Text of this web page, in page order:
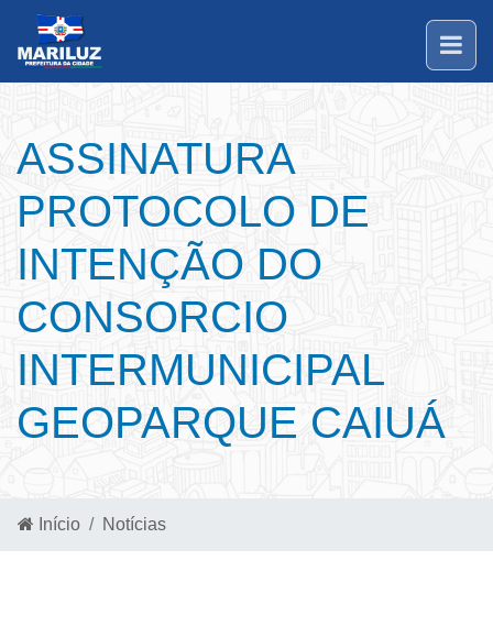
ASSINATURA
PROTOCOLO DE
INTENÇÃO DO
CONSORCIO
INTERMUNICIPAL
GEOPARQUE CAIUÁ
Início Notícias